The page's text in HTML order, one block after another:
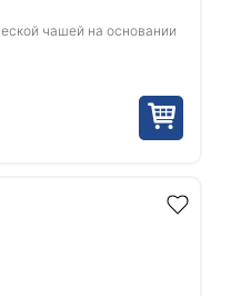
чашей на основании